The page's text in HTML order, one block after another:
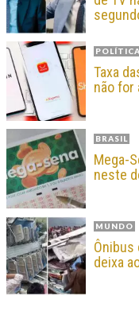
POLÍTICA
Taxa
não for
BRASIL
Mega-
neste
MUNDO
Ônibus
deixa